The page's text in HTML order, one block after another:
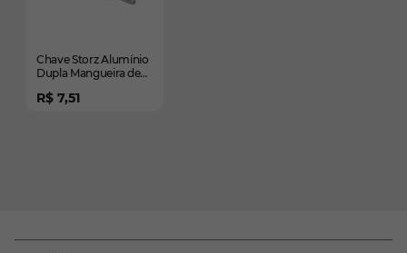
Chave Storz Alumínio
Dupla Mangueira de
1.1/2'' / 2.1/2''
R$ 7,51